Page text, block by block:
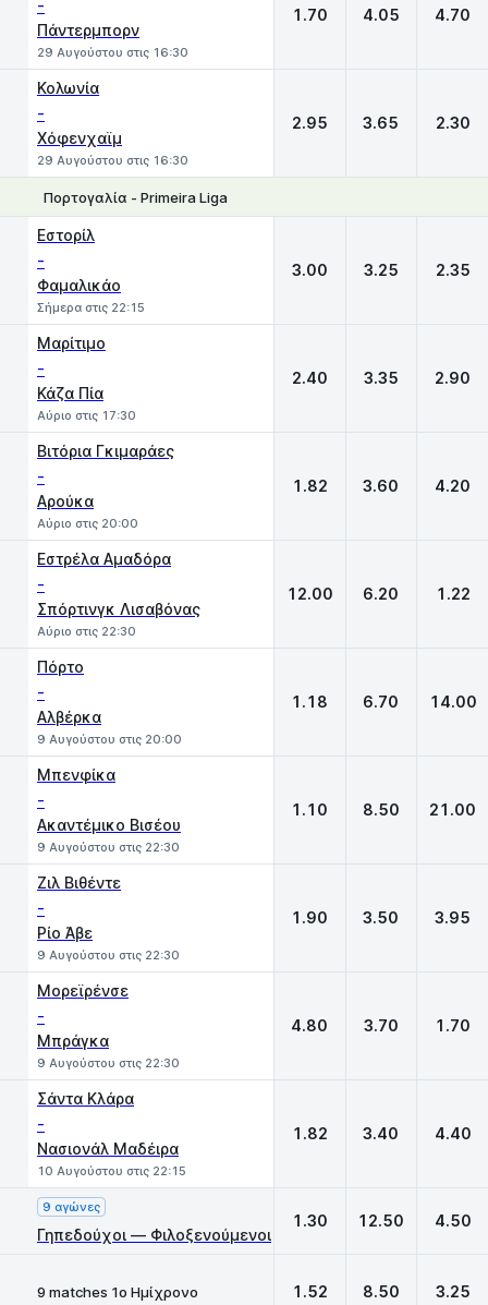
-
Πάντερμπορν
29 Αυγούστου στις 16:30
1.70 4.05 4.70
Κολωνία
-
Χόφενχαϊμ
29 Αυγούστου στις 16:30
2.95 3.65 2.30
Πορτογαλία - Primeira Liga
Εστορίλ
-
Φαμαλικάο
Σήμερα στις 22:15
3.00 3.25 2.35
Μαρίτιμο
-
Κάζα Πία
Αύριο στις 17:30
2.40 3.35 2.90
Βιτόρια Γκιμαράες
-
Αρούκα
Αύριο στις 20:00
1.82 3.60 4.20
Εστρέλα Αμαδόρα
-
Σπόρτινγκ Λισαβόνας
Αύριο στις 22:30
12.00 6.20 1.22
Πόρτο
-
Αλβέρκα
9 Αυγούστου στις 20:00
1.18 6.70 14.00
Μπενφίκα
-
Ακαντέμικο Βισέου
9 Αυγούστου στις 22:30
1.10 8.50 21.00
Ζιλ Βιθέντε
-
Ρίο Άβε
9 Αυγούστου στις 22:30
1.90 3.50 3.95
Μορεϊρένσε
-
Μπράγκα
9 Αυγούστου στις 22:30
4.80 3.70 1.70
Σάντα Κλάρα
-
Νασιονάλ Μαδέιρα
10 Αυγούστου στις 22:15
1.82 3.40 4.40
9 αγώνες
Γηπεδούχοι — Φιλοξενούμενοι
1.30 12.50 4.50
9 matches 1ο Ημίχρονο 1.52 8.50 3.25